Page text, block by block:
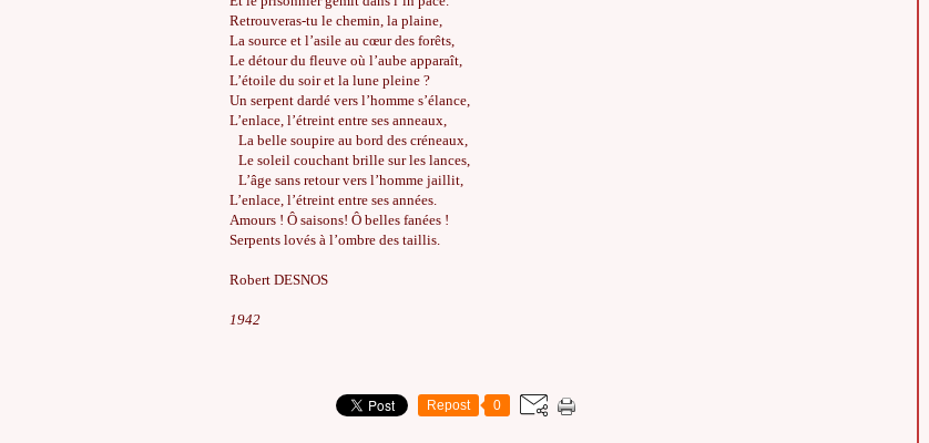
Retrouveras-tu le chemin, la plaine,
La source et l’asile au cœur des forêts,
Le détour du fleuve où l’aube apparaît,
L’étoile du soir et la lune pleine ?
Un serpent dardé vers l’homme s’élance,
L’enlace, l’étreint entre ses anneaux,
La belle soupire au bord des créneaux,
Le soleil couchant brille sur les lances,
L’âge sans retour vers l’homme jaillit,
L’enlace, l’étreint entre ses années.
Amours ! Ô saisons! Ô belles fanées !
Serpents lovés à l’ombre des taillis.
Robert DESNOS
1942
Repost 0